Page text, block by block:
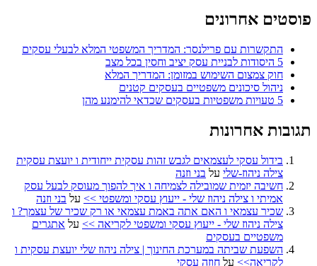
פוסטים אחרונים
התקשרות עם פרילנסר: המדריך המשפטי המלא לבעלי עסקים
5 היסודות לבניית עסק יציב וחסין בכל מצב
חוק צמצום השימוש במזומן: המדריך המלא
ניהול סיכונים משפטיים בעסקים קטנים
5 טעויות משפטיות בעסקים שכדאי להימנע מהן
תגובות אחרונות
בידול עסקי לעצמאים לגבש זהות עסקית ייחודית ו יועצת עסקית
צילה ניהוז-שלי על בני וזנה
חשיבה יזמית שמובילה לצמיחה ו איך להפוך מעוסק לבעל עסק
אמיתי ו צילה ניהוז שלי - ייעוץ עסקי ומשפטי >> על בני וזנה
שכיר עצמאי ו האם אתה באמת עצמאי או רק שכיר של עצמך? ו
צילה ניהוז שלי - ייעוץ עסקי ומשפטי לקריאה >> על אתגרים
משפטיים בעסקים
השפעת שביתה במערכת החינוך | צילה ניהוז שלי יועצת עסקית ו
לקריאה>> על חוזה עסקי